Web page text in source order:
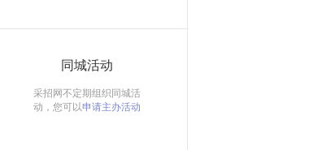
同城活动
采招网不定期组织同城活
动，您可以申请主办活动